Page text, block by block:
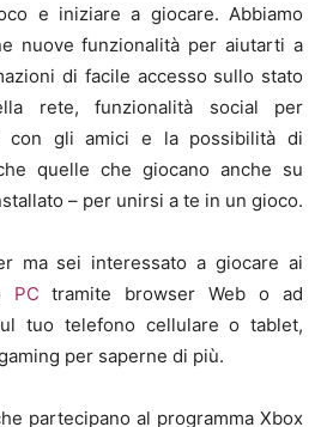
e iniziare a giocare. Abbiamo
nuove funzionalità per aiutarti a
di facile accesso sullo stato
rete, funzionalità social per
con gli amici e la possibilità di
quelle che giocano anche su
– per unirsi a te in un gioco.
ma sei interessato a giocare ai
PC tramite browser Web o ad
tuo telefono cellulare o tablet,
per saperne di più.
partecipano al programma Xbox